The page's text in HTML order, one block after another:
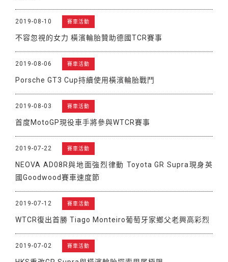
2019-08-10 賽車活動
不容忽視的女力 橫濱輪胎贊助德國TCR賽事
2019-08-06 賽車活動
Porsche GT3 Cup持續使用橫濱輪胎戰鬥
2019-08-03 賽車活動
首度MotoGP現役車手將參與WTCR賽事
2019-07-22 賽車活動
NEOVA AD08R與地面強烈律動 Toyota GR Supra現身英
國Goodwood賽車速度節
2019-07-12 賽車活動
WTCR復出首勝 Tiago Monteiro葡萄牙家鄉父老興高彩烈
2019-07-02 賽車活動